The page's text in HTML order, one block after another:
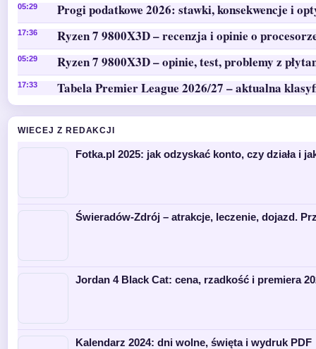
05:29 Progi podatkowe 2026: stawki, konsekwencje i
17:36 Ryzen 7 9800X3D – recenzja i opinie o
05:29 Ryzen 7 9800X3D – opinie, test, problemy z
17:33 Tabela Premier League 2026/27 – aktualna
WIECEJ Z REDAKCJI
Fotka.pl 2025: jak odzyskać konto, czy działa i
Świeradów-Zdrój – atrakcje, leczenie, dojazd.
Jordan 4 Black Cat: cena, rzadkość i premiera
Kalendarz 2024: dni wolne, święta i wydruk PDF